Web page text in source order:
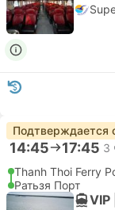
Подтверждается
14:45 17:45 3
Thanh Thoi Ferry
Ратьзя Порт